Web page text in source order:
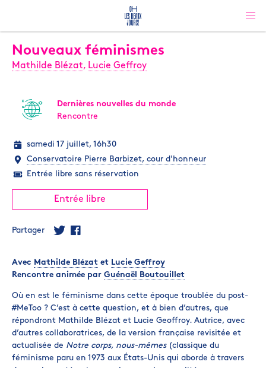
Nouveaux féminismes
Mathilde Blézat, Lucie Geffroy
Dernières nouvelles du monde
Rencontre
samedi 17 juillet, 16h30
Conservatoire Pierre Barbizet, cour d'honneur
Entrée libre sans réservation
Entrée libre
Partager
Avec Mathilde Blézat et Lucie Geffroy
Rencontre animée par Guénaël Boutouillet
Où en est le féminisme dans cette époque troublée du post-
#MeToo ? C’est à cette question, et à bien d’autres, que
répondront Mathilde Blézat et Lucie Geoffroy. Autrice, avec
d’autres collaboratrices, de la version française revisitée et
actualisée de Notre corps, nous-mêmes(classique du
féminisme paru en 1973 aux États-Unis qui aborde à travers